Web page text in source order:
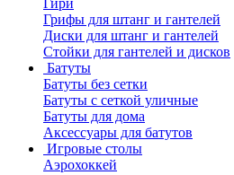
Гири
Грифы для штанг и гантелей
Диски для штанг и гантелей
Стойки для гантелей и дисков
Батуты
Батуты без сетки
Батуты с сеткой уличные
Батуты для дома
Аксессуары для батутов
Игровые столы
Аэрохоккей